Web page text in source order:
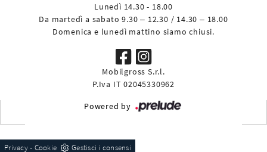
Lunedì 14.30 - 18.00
Da martedì a sabato 9.30 – 12.30 / 14.30 – 18.00
Domenica e lunedì mattino siamo chiusi.
Mobilgross S.r.l.
P.Iva IT 02045330962
Powered by
Privacy- Cookie Gestisci i consensi